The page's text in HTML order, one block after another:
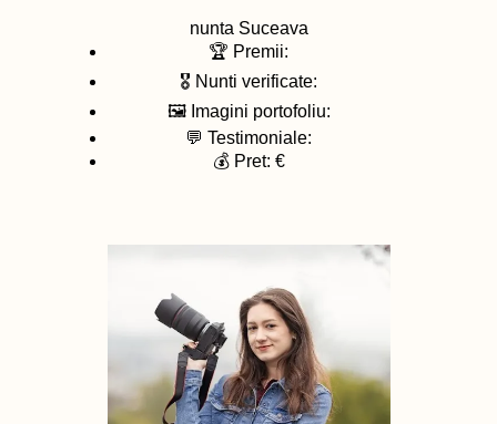
nunta Suceava
🏆 Premii:
🎖️ Nunti verificate:
🖼️ Imagini portofoliu:
💬 Testimoniale:
💰 Pret: €